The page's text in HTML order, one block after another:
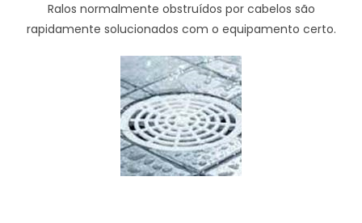
Ralos normalmente obstruídos por cabelos são
rapidamente solucionados com o equipamento certo.